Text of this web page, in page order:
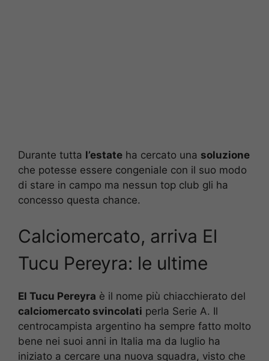
Durante tutta l’estate ha cercato una soluzione
che potesse essere congeniale con il suo modo
di stare in campo ma nessun top club gli ha
concesso questa chance.
Calciomercato, arriva El
Tucu Pereyra: le ultime
El Tucu Pereyra è il nome più chiacchierato del
calciomercato svincolati perla Serie A. Il
centrocampista argentino ha sempre fatto molto
bene nei suoi anni in Italia ma da luglio ha
iniziato a cercare una nuova squadra, visto che